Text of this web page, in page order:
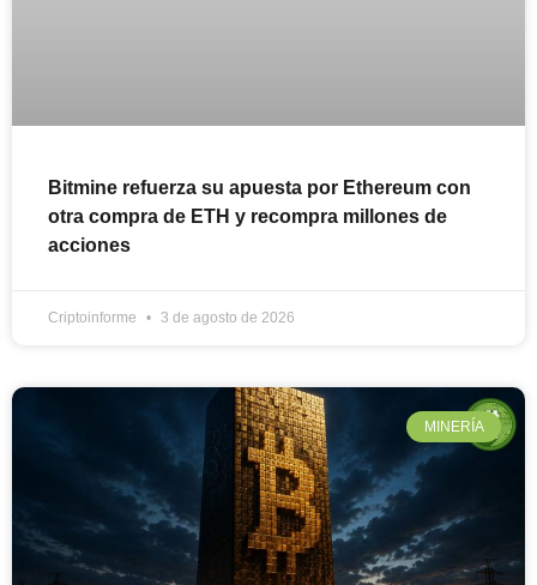
Bitmine refuerza su apuesta por Ethereum con
otra compra de ETH y recompra millones de
acciones
Criptoinforme 3 de agosto de 2026
MINERÍA